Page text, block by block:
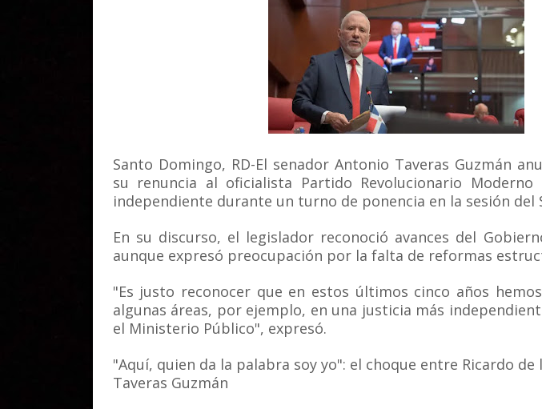
Santo Domingo, RD-El senador Antonio Taveras Guzmán
su renuncia al oficialista Partido Revolucionario Moderno
independiente durante un turno de ponencia en la sesión del
En su discurso, el legislador reconoció avances del
aunque expresó preocupación por la falta de reformas
"Es justo reconocer que en estos últimos cinco años
algunas áreas, por ejemplo, en una justicia más
el Ministerio Público", expresó.
"Aquí, quien da la palabra soy yo": el choque entre Ricardo de
Taveras Guzmán